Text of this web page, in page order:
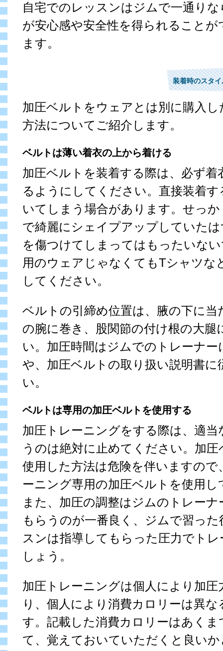
自宅でのレッスンはジムで一通り
が安心感や安全性を得られることが
ます。
装着時のスタ
加圧ベルトをウェアとは別に購入し
方法についてご紹介します。
ベルトは薄い着衣の上から着ける
加圧ベルトを装着する際は、必ず着
るようにしてください。直接装着
いてしまう場合があります。せっ
で綺麗にシェイプアップしていた
を傷つけてしまってはもったいな
用のウェアじゃなくてもTシャツな
してください。
ベルトの引締め位置は、腋の下に当
の腕に巻き、股関節の付け根の大腿
い。加圧時間はジムでのトレーナー
や、加圧ベルトの取り扱い説明書に
い。
ベルトは専用の加圧ベルトを使用する
加圧トレーニングをする際は、適当
うのは絶対に止めてください。加
使用した方法は危険を伴いますので
ーニング専用の加圧ベルトを使用し
また、加圧の調整はジムのトレーナ
もらうのが一番良く、ジムで習っ
スンは指導してもらった圧力でト
しょう。
加圧トレーニングは個人により加圧
り、個人により消費カロリーは異な
す。記載した消費カロリーはあくま
て、覚えておいていただくと良い